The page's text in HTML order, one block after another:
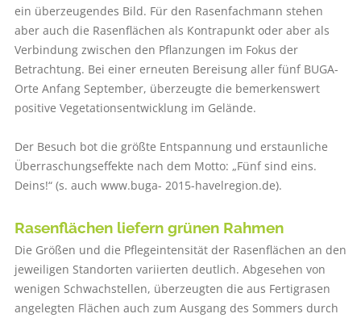
ein überzeugendes Bild. Für den Rasenfachmann stehen
aber auch die Rasenflächen als Kontrapunkt oder aber als
Verbindung zwischen den Pflanzungen im Fokus der
Betrachtung. Bei einer erneuten Bereisung aller fünf BUGA-
Orte Anfang September, überzeugte die bemerkenswert
positive Vegetationsentwicklung im Gelände.
Der Besuch bot die größte Entspannung und erstaunliche
Überraschungseffekte nach dem Motto: „Fünf sind eins.
Deins!“ (s. auch www.buga- 2015-havelregion.de).
Rasenflächen liefern grünen Rahmen
Die Größen und die Pflegeintensität der Rasenflächen an den
jeweiligen Standorten variierten deutlich. Abgesehen von
wenigen Schwachstellen, überzeugten die aus Fertigrasen
angelegten Flächen auch zum Ausgang des Sommers durch